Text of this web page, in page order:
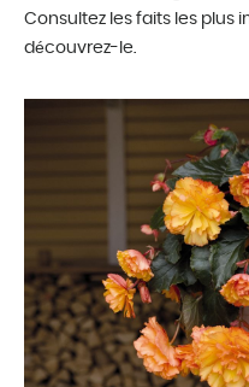
Consultez les faits les plus
découvrez-le.